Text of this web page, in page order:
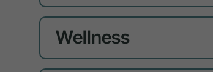
Wellness